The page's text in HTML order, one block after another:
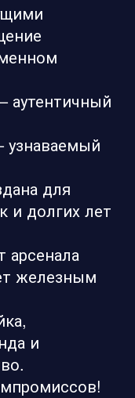
аутентичный
узнаваемый
для
и долгих лет
арсенала
железным
и